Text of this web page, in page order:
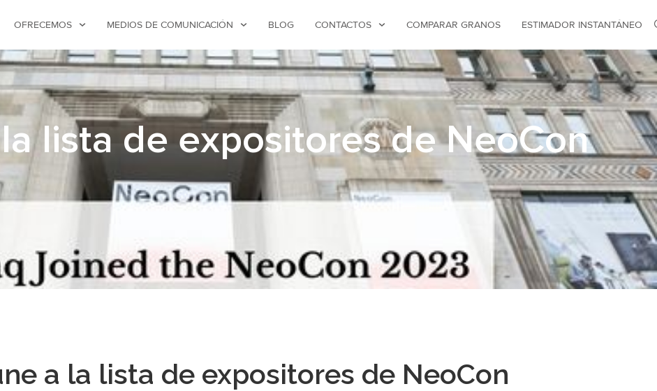
OFRECEMOS MEDIOS DE COMUNICACIÓN BLOG CONTACTOS COMPARAR GRANOS ESTIMADOR INSTANTÁNEO
lista de expositores de NeoCon
a la lista de expositores de NeoCon